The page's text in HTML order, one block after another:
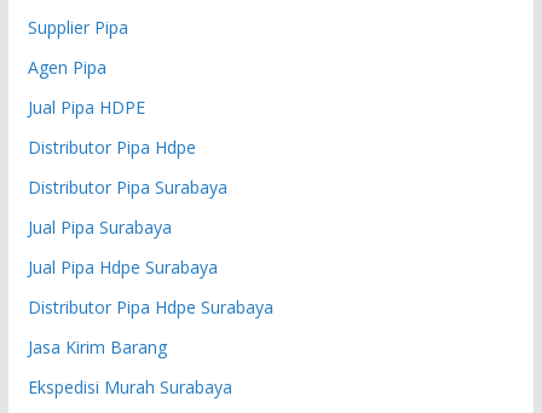
Supplier Pipa
Agen Pipa
Jual Pipa HDPE
Distributor Pipa Hdpe
Distributor Pipa Surabaya
Jual Pipa Surabaya
Jual Pipa Hdpe Surabaya
Distributor Pipa Hdpe Surabaya
Jasa Kirim Barang
Ekspedisi Murah Surabaya